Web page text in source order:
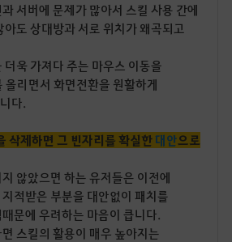
서버에 문제가 많아서 스킬 사용 간에
도 상대방과 서로 위치가 왜곡되고
욱 가져다 주는 마우스 이동을
올리면서 화면전환을 원활하게
다.
삭제하면 그 빈자리를 확실한대안으로
않았으면 하는 유저들은 이전에
적받은 부분을 대안없이 패치를
문에 우려하는 마음이 큽니다.
스킬의 활용이 매우 높아지는